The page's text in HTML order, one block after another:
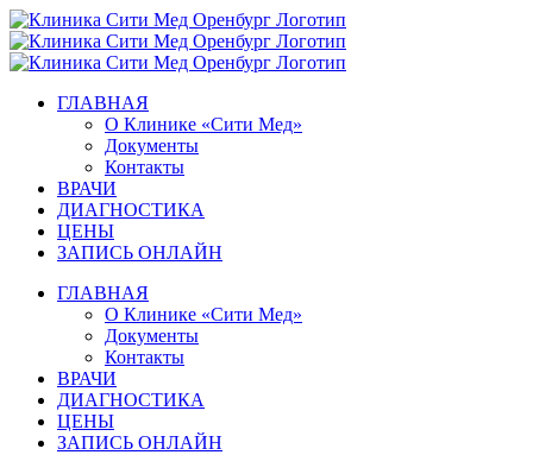
Skip
to
content
ГЛАВНАЯ
О Клинике «Сити Мед»
Документы
Контакты
ВРАЧИ
ДИАГНОСТИКА
ЦЕНЫ
ЗАПИСЬ ОНЛАЙН
ГЛАВНАЯ
О Клинике «Сити Мед»
Документы
Контакты
ВРАЧИ
ДИАГНОСТИКА
ЦЕНЫ
ЗАПИСЬ ОНЛАЙН